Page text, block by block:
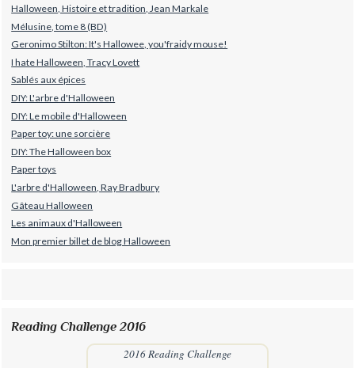
Halloween, Histoire et tradition, Jean Markale
Mélusine, tome 8 (BD)
Geronimo Stilton: It's Hallowee, you'fraidy mouse!
I hate Halloween, Tracy Lovett
Sablés aux épices
DIY: L'arbre d'Halloween
DIY: Le mobile d'Halloween
Paper toy: une sorcière
DIY: The Halloween box
Paper toys
L'arbre d'Halloween, Ray Bradbury
Gâteau Halloween
Les animaux d'Halloween
Mon premier billet de blog Halloween
Reading Challenge 2016
2016 Reading Challenge